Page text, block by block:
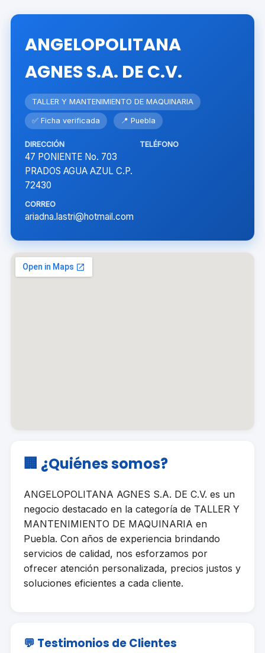
ANGELOPOLITANA
AGNES S.A. DE C.V.
TALLER Y MANTENIMIENTO DE MAQUINARIA
✅ Ficha verificada 📍 Puebla
DIRECCIÓN
47 PONIENTE No. 703
PRADOS AGUA AZUL C.P.
72430
TELÉFONO
CORREO
ariadna.lastri@hotmail.com
🏢 ¿Quiénes somos?
ANGELOPOLITANA AGNES S.A. DE C.V. es un
negocio destacado en la categoría de TALLER Y
MANTENIMIENTO DE MAQUINARIA en
Puebla. Con años de experiencia brindando
servicios de calidad, nos esforzamos por
ofrecer atención personalizada, precios justos y
soluciones eficientes a cada cliente.
💬 Testimonios de Clientes